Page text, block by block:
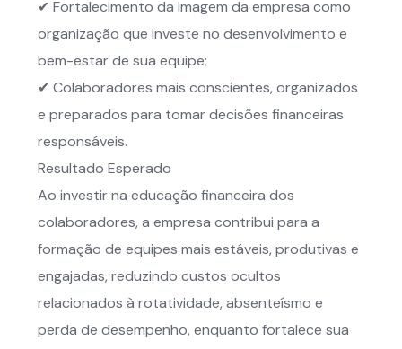
✔ Fortalecimento da imagem da empresa como
organização que investe no desenvolvimento e
bem-estar de sua equipe;
✔ Colaboradores mais conscientes, organizados
e preparados para tomar decisões financeiras
responsáveis.
Resultado Esperado
Ao investir na educação financeira dos
colaboradores, a empresa contribui para a
formação de equipes mais estáveis, produtivas e
engajadas, reduzindo custos ocultos
relacionados à rotatividade, absenteísmo e
perda de desempenho, enquanto fortalece sua